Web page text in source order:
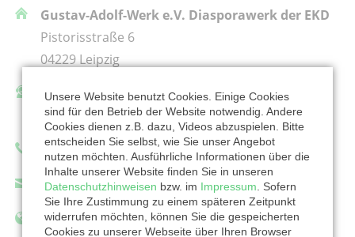
Gustav-Adolf-Werk e.V. Diasporawerk der EKD
Pistorisstraße 6
04229 Leipzig
Ansprechpartner/in:
Tina Eidenschink
Telefon: (0341) 4906225
eidenschink@gustav-adolf-werk.de
http://www.gustav-adolf-werk.de
Unsere Website benutzt Cookies. Einige Cookies
sind für den Betrieb der Website notwendig. Andere
Cookies dienen z.B. dazu, Videos abzuspielen. Bitte
entscheiden Sie selbst, wie Sie unser Angebot
nutzen möchten. Ausführliche Informationen über die
Inhalte unserer Website finden Sie in unseren
Datenschutzhinweisen bzw. im Impressum . Sofern
Sie Ihre Zustimmung zu einem späteren Zeitpunkt
widerrufen möchten, können Sie die gespeicherten
Cookies zu unserer Webseite über Ihren Browser